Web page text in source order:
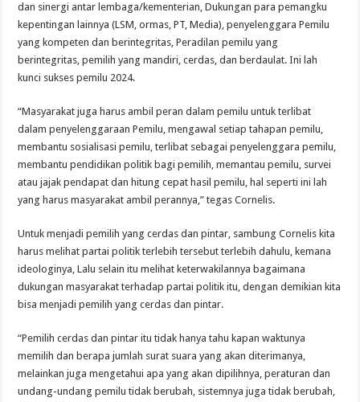
dan sinergi antar lembaga/kementerian, Dukungan para pemangku
kepentingan lainnya (LSM, ormas, PT, Media), penyelenggara Pemilu
yang kompeten dan berintegritas, Peradilan pemilu yang
berintegritas, pemilih yang mandiri, cerdas, dan berdaulat. Ini lah
kunci sukses pemilu 2024.
“Masyarakat juga harus ambil peran dalam pemilu untuk terlibat
dalam penyelenggaraan Pemilu, mengawal setiap tahapan pemilu,
membantu sosialisasi pemilu, terlibat sebagai penyelenggara pemilu,
membantu pendidikan politik bagi pemilih, memantau pemilu, survei
atau jajak pendapat dan hitung cepat hasil pemilu, hal seperti ini lah
yang harus masyarakat ambil perannya,” tegas Cornelis.
Untuk menjadi pemilih yang cerdas dan pintar, sambung Cornelis kita
harus melihat partai politik terlebih tersebut terlebih dahulu, kemana
ideologinya, Lalu selain itu melihat keterwakilannya bagaimana
dukungan masyarakat terhadap partai politik itu, dengan demikian kita
bisa menjadi pemilih yang cerdas dan pintar.
“Pemilih cerdas dan pintar itu tidak hanya tahu kapan waktunya
memilih dan berapa jumlah surat suara yang akan diterimanya,
melainkan juga mengetahui apa yang akan dipilihnya, peraturan dan
undang-undang pemilu tidak berubah, sistemnya juga tidak berubah,